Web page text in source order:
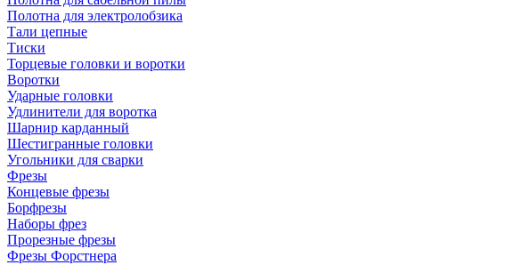
Полотна для электролобзика
Тали цепные
Тиски
Торцевые головки и воротки
Воротки
Ударные головки
Удлинители для воротка
Шарнир карданный
Шестигранные головки
Угольники для сварки
Фрезы
Концевые фрезы
Борфрезы
Наборы фрез
Прорезные фрезы
Фрезы Форстнера